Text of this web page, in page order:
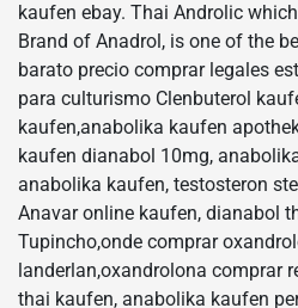
kaufen ebay. Thai Androlic
Brand of Anadrol, is one of the
barato precio comprar legales
para culturismo Clenbuterol
kaufen,anabolika kaufen
kaufen dianabol 10mg,
anabolika kaufen, testosteron
Anavar online kaufen, dianabol
Tupincho,onde comprar
landerlan,oxandrolona comprar
thai kaufen, anabolika kaufen